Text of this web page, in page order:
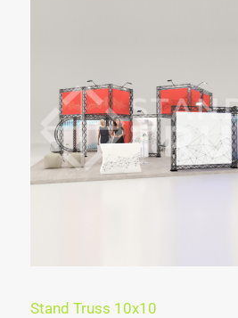
Stand Truss 10x10